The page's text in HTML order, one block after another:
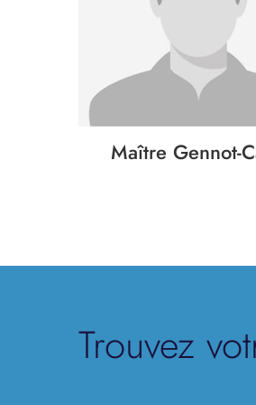
Maître Gennot-
Trouvez